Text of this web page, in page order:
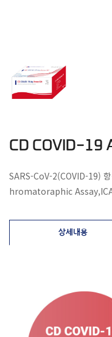
CD COVID-19
SARS-CoV-2(COVID-19)
hromatoraphic
상세내용